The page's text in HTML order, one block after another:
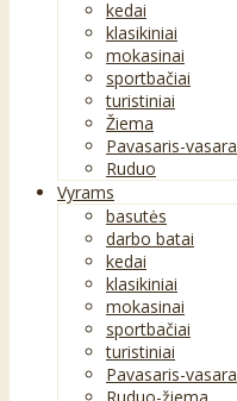
kedai
klasikiniai
mokasinai
sportbačiai
turistiniai
Žiema
Pavasaris-vasara
Ruduo
Vyrams
basutės
darbo batai
kedai
klasikiniai
mokasinai
sportbačiai
turistiniai
Pavasaris-vasara